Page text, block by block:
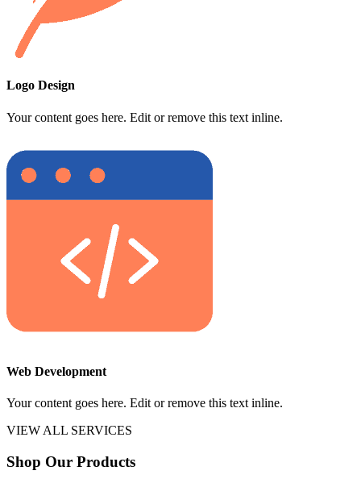
Logo Design
Your content goes here. Edit or remove this text inline.
Web Development
Your content goes here. Edit or remove this text inline.
VIEW ALL SERVICES
Shop Our Products